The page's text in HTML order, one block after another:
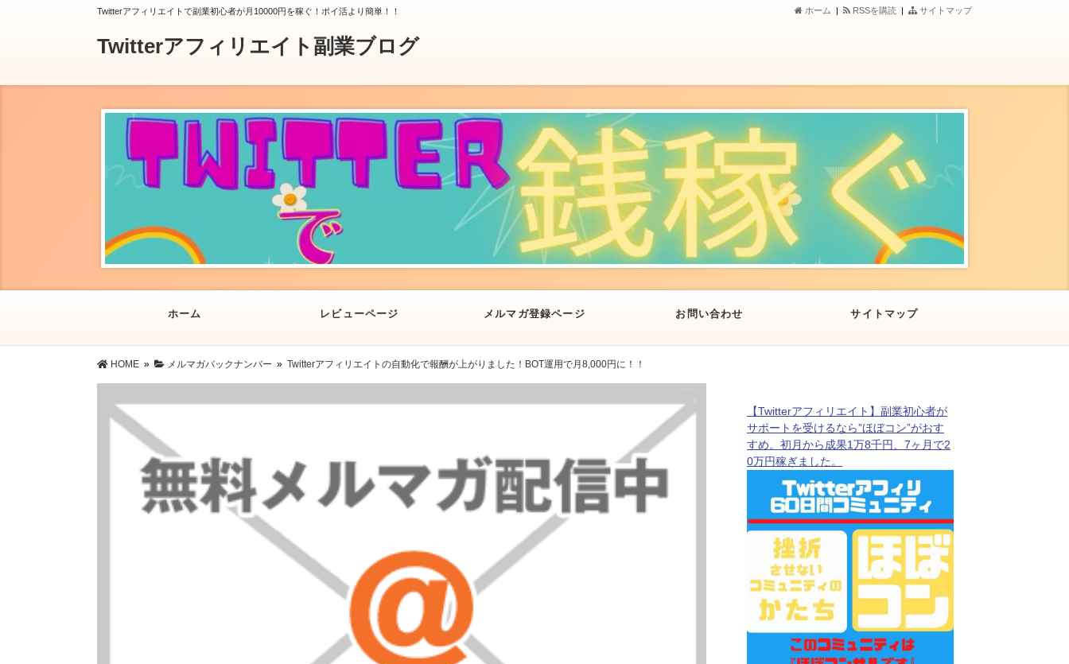
Twitterアフィリエイトで副業初心者が月10000円を稼ぐ！ポイ活より簡単！！ サイトマップ
RSSを購読 |
ホーム |
Twitterアフィリエイト副業ブログ
ホーム レビューページ メルマガ登録ページ お問い合わせ サイトマップ
HOME » メルマガバックナンバー » Twitterアフィリエイトの自動化で報酬が上がりました！BOT運用で月8,000円に！！
【Twitterアフィリエイト】副業初心者が
サポートを受けるなら”ほぼコン”がおす
すめ。初月から成果1万8千円、7ヶ月で2
0万円稼ぎました。